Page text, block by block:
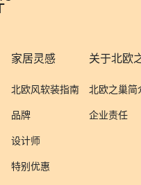
家居灵感
北欧风软装指南
品牌
设计师
特别优惠
关于北欧
北欧之巢简
企业责任